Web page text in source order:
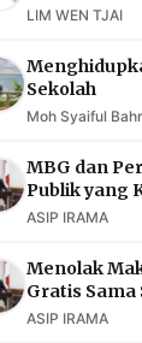
LIM WEN TJAI
Sekolah
Moh Syaiful
MBG dan
Publik yang
Argumen
ASIP IRAMA
Menolak
Gratis Sama
Menolak
ASIP IRAMA